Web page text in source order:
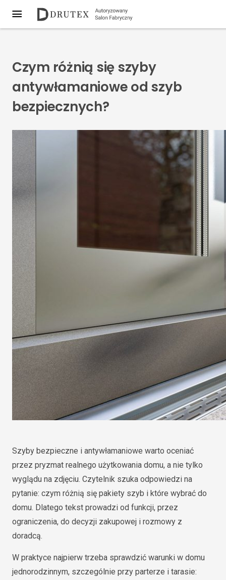
Czym różnią się szyby
antywłamaniowe od szyb
bezpiecznych?
Szyby bezpieczne i antywłamaniowe warto oceniać
przez pryzmat realnego użytkowania domu, a nie tylko
wyglądu na zdjęciu. Czytelnik szuka odpowiedzi na
pytanie: czym różnią się pakiety szyb i które wybrać do
domu. Dlatego tekst prowadzi od funkcji, przez
ograniczenia, do decyzji zakupowej i rozmowy z
doradcą.
W praktyce najpierw trzeba sprawdzić warunki w domu
jednorodzinnym, szczególnie przy parterze i tarasie: